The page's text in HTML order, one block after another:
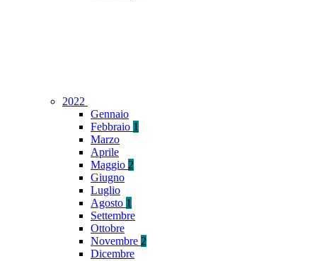
2022
Gennaio
Febbraio 1
Marzo
Aprile
Maggio 2
Giugno
Luglio
Agosto 1
Settembre
Ottobre
Novembre 2
Dicembre